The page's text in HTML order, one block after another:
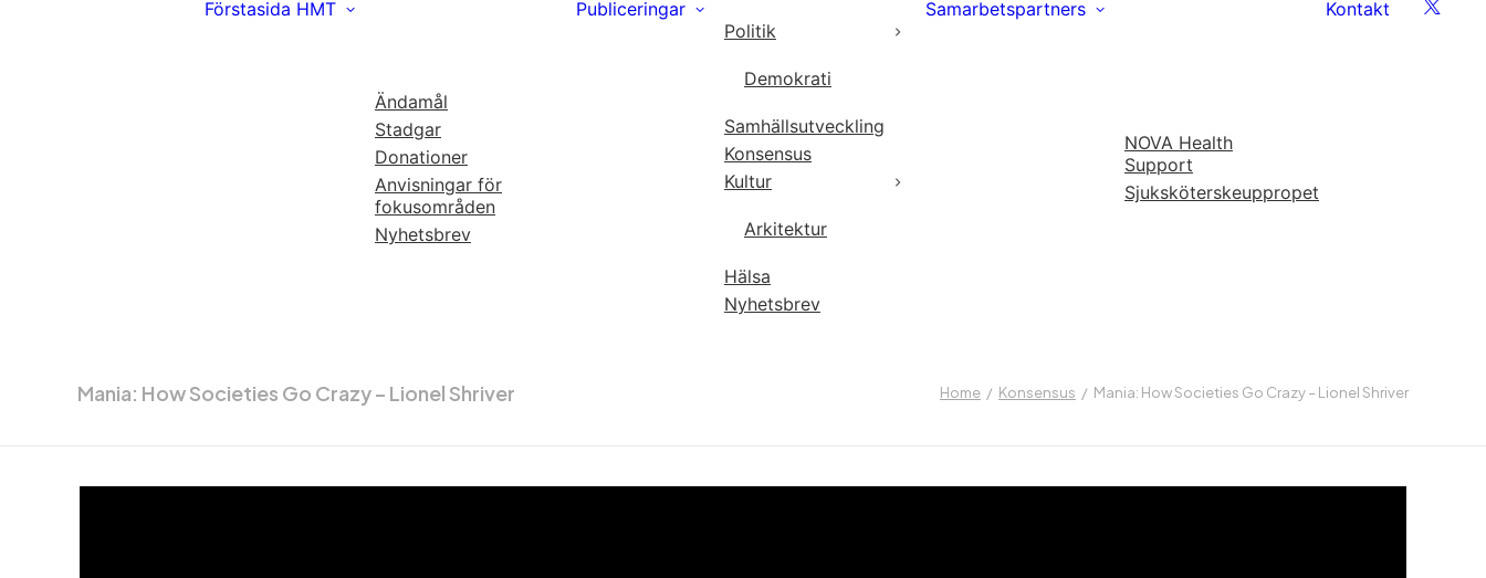
Förstasida HMT
Ändamål
Stadgar
Donationer
Anvisningar för
fokusområden
Nyhetsbrev
Publiceringar
Politik
Demokrati
Samhällsutveckling
Konsensus
Kultur
Arkitektur
Hälsa
Nyhetsbrev
Samarbetspartners
NOVA Health
Support
Sjuksköterskeuppropet
Kontakt
Mania: How Societies Go Crazy – Lionel Shriver Home Konsensus Mania: How Societies Go Crazy – Lionel Shriver